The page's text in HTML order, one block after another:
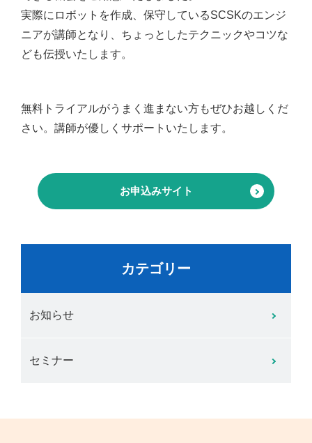
実際にロボットを作成、保守しているSCSKのエンジ
ニアが講師となり、ちょっとしたテクニックやコツな
ども伝授いたします。
無料トライアルがうまく進まない方もぜひお越しくだ
さい。講師が優しくサポートいたします。
お申込みサイト
カテゴリー
お知らせ
セミナー